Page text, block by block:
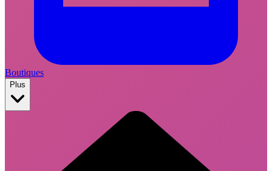
Boutiques
Plus